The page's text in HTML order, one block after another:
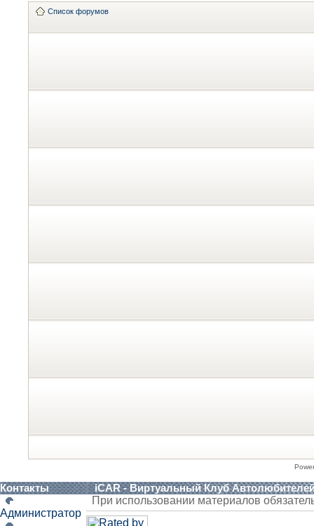
Список форумов
Контакты iCAR - Виртуальный Клуб
Администратор
При использовании материалов